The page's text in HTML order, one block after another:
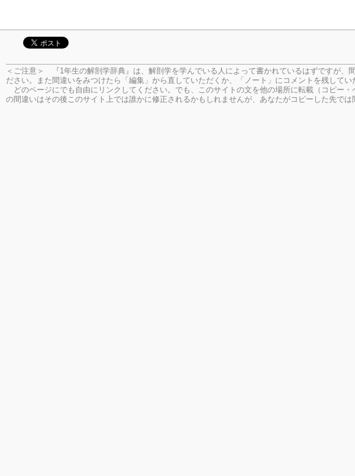
＜ご注意＞ 『1年生の解剖学辞典』は、解剖学を学んでいる人によって書かれているはずですが、
ださい。
また間違いをみつけたら「編集」から直していただくか、「ノート」にコメントを残してい
どのページにでも自由にリンクしてください。でも、このサイトの文を他の場所に転載（コピー
の間違いはその後このサイト上では誰かに修正されるかもしれませんが、あなたがコピーした先では